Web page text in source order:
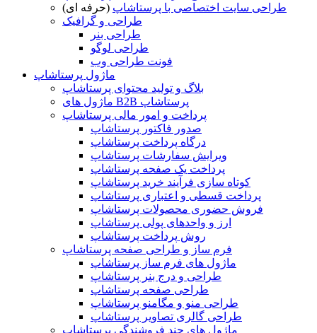
طراحی سایت اختصاصی با پرستاشاپ (حرفه ای)
طراحی و گرافیک
طراحی بنر
طراحی لوگو
فونت طراحی وب
ماژول پرستاشاپ
بلاگ و تولید محتوای پرستاشاپ
ماژول های B2B پرستاشاپ
پرداخت و امور مالی پرستاشاپ
صدور فاکتور پرستاشاپ
درگاه پرداخت پرستاشاپ
ویرایش سفارشات پرستاشاپ
پرداخت یک صفحه پرستاشاپ
کوتاه سازی فرآیند خرید پرستاشاپ
پرداخت قسطی و اعتباری پرستاشاپ
فروش حضوری محصولات پرستاشاپ
ارز و واحدهای پولی پرستاشاپ
روش پرداخت پرستاشاپ
فرم ساز و طراحی صفحه پرستاشاپ
ماژول های فرم ساز پرستاشاپ
طراحی و درج بنر پرستاشاپ
طراحی صفحه پرستاشاپ
طراحی منو و مگامنو پرستاشاپ
طراحی گالری تصاویر پرستاشاپ
ماژول های چند فروشندگی پرستاشاپ